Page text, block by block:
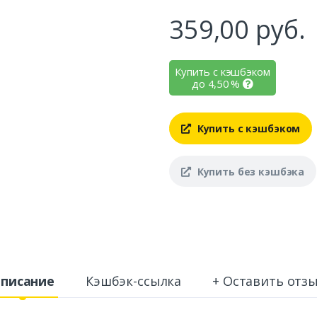
359,00 руб.
Купить с кэшбэком
до 4,50%
Купить с кэшбэком
Купить без кэшбэка
Кэшбэк-ссылка + Оставить